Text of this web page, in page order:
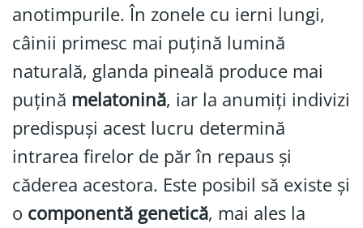
anotimpurile. În zonele cu ierni lungi,
câinii primesc mai puțină lumină
naturală, glanda pineală produce mai
puțină melatonină, iar la anumiți indivizi
predispuși acest lucru determină
intrarea firelor de păr în repaus și
căderea acestora. Este posibil să existe și
o componentă genetică, mai ales la